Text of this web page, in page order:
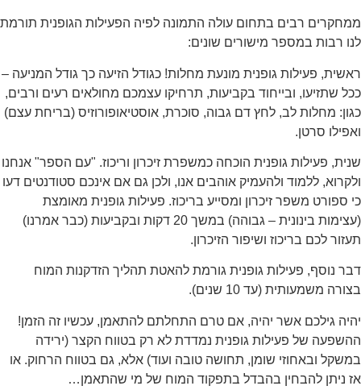
ממחקרים רבים בתחום עולה התמונה לפיה הפעילות הגופנית תורמת
לנו רבות במספר מישורים שונים:
ראשית, פעילות גופנית מונעת מחלות! כגודל הזיעה כך גודל המניעה –
ככל שתזיעו, ובייחוד בקביעות, תרחיקו עצמכם מחולאים רעים ורבים,
כגון: מחלות לב, לחץ דם גבוה, סוכרת, אוסטיאופורוזיס (בריחת עצם)
ואפילו סרטן.
שנית, פעילות גופנית הוכחה כמשפרת זיכרון וריכוז. "עם הספר" אנחנו
ולקרוא, ללמוד ולהעמיק אוהבים אנו, ולכן גם אם אינכם סטודנטים דעו
כי ספורט משפר זיכרון ומסייע בריכוז. פעילות גופנית מאומצת
(עצימות בינונית – גבוהה) במשך 20 דקות ובקביעות (כבר אמרנו)
תעזור לכם בריכוז ושיפור הזיכרון.
דבר נוסף, פעילות גופנית גורמת להאטת תהליך הזדקנות המוח
בצורה משמעותית (עד 10 שנים).
יהיה גילכם אשר יהיה, אם טרם התחלתם להתאמן, עכשיו זה הזמן!
ההשפעה של פעילות גופנית נמדדת לא רק בטווח הקצר (ירידה
במשקל ובאחוזי שומן, תחושה טובה ועוד) אלא, גם בטווח הרחוק. או
אז ניתן להבחין בהבדל בתפקוד המוח של מי שהתאמן…